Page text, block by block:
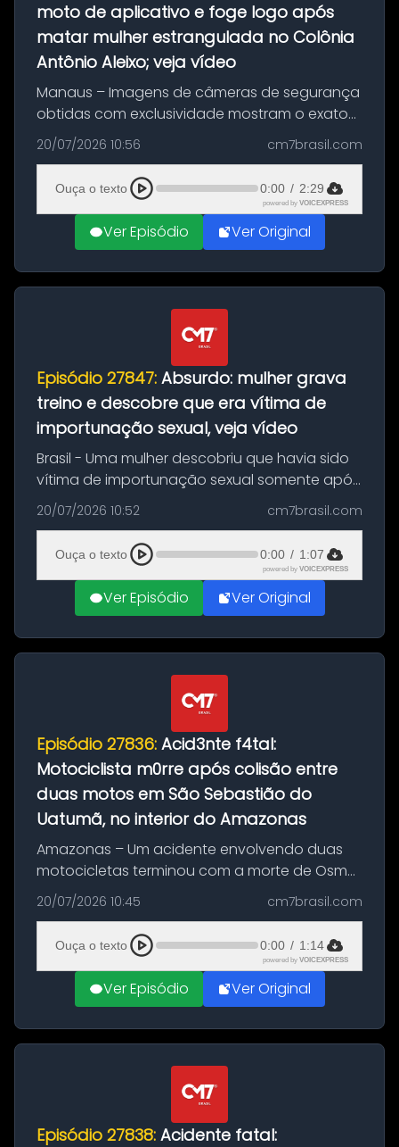
moto de aplicativo e foge logo após
matar mulher estrangulada no Colônia
Antônio Aleixo; veja vídeo
Manaus – Imagens de câmeras de segurança
obtidas com exclusividade mostram o exato
momento da fuga do principal suspeito da
morte de Larissa Araújo, de 28 anos. O crime
ocorreu na noite deste último d...
20/07/2026 10:56 cm7brasil.com
Ouça o texto 0:00 / 2:29
powered by VOICEXPRESS
Ver Episódio Ver Original
Episódio 27847: Absurdo: mulher grava
treino e descobre que era vítima de
importunação sexual, veja vídeo
Brasil - Uma mulher descobriu que havia sido
vítima de importunação sexual somente após
assistir a um vídeo que gravou enquanto
treinava na academia de um condomínio em
Feira de Santana, na Bahia. O c...
20/07/2026 10:52 cm7brasil.com
Ouça o texto 0:00 / 1:07
powered by VOICEXPRESS
Ver Episódio Ver Original
Episódio 27836: Acid3nte f4tal:
Motociclista m0rre após colisão entre
duas motos em São Sebastião do
Uatumã, no interior do Amazonas
Amazonas – Um acidente envolvendo duas
motocicletas terminou com a morte de Osmar
Figueiredo de Souza, de 38 anos, no município
de São Sebastião do Uatumã, no interior do
Amazonas. A colisão ocorreu n...
20/07/2026 10:45 cm7brasil.com
Ouça o texto 0:00 / 1:14
powered by VOICEXPRESS
Ver Episódio Ver Original
Episódio 27838: Acidente fatal: